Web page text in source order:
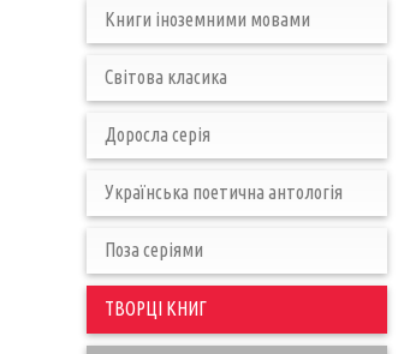
Книги іноземними мовами
Світова класика
Доросла серія
Українська поетична антологія
Поза серіями
ТВОРЦІ КНИГ